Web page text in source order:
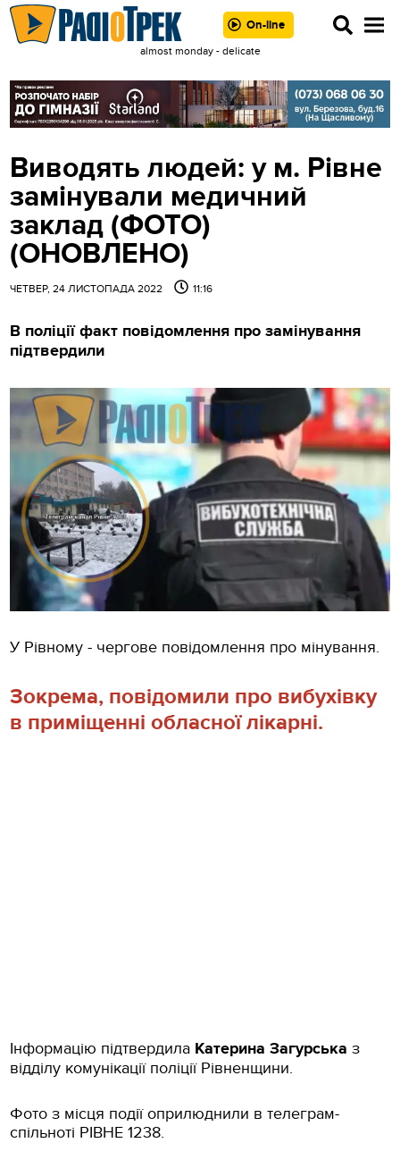
On-line
almost monday - delicate
Виводять людей: у м. Рівне
замінували медичний
заклад (ФОТО)
(ОНОВЛЕНО)
ЧЕТВЕР, 24 ЛИСТОПАДА 2022 11:16
В поліції факт повідомлення про замінування
підтвердили
У Рівному - чергове повідомлення про мінування.
Зокрема, повідомили про вибухівку
в приміщенні обласної лікарні.
Інформацію підтвердила Катерина Загурськаз
відділу комунікації поліції Рівненщини.
Фото з місця події оприлюднили в телеграм-
спільноті РІВНЕ 1238.